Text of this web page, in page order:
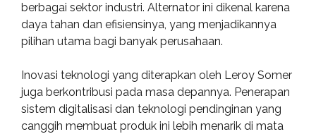
berbagai sektor industri. Alternator ini dikenal karena
daya tahan dan efisiensinya, yang menjadikannya
pilihan utama bagi banyak perusahaan.
Inovasi teknologi yang diterapkan oleh Leroy Somer
juga berkontribusi pada masa depannya. Penerapan
sistem digitalisasi dan teknologi pendinginan yang
canggih membuat produk ini lebih menarik di mata